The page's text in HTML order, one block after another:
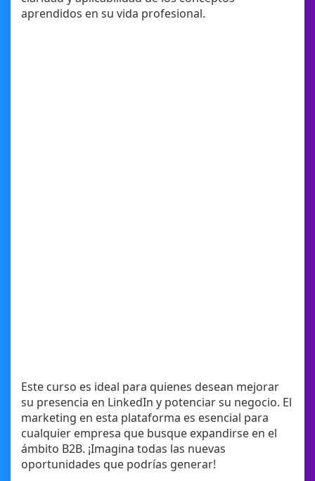
aprendidos en su vida profesional.
Este curso es ideal para quienes desean mejorar
su presencia en LinkedIn y potenciar su negocio. El
marketing en esta plataforma es esencial para
cualquier empresa que busque expandirse en el
ámbito B2B. ¡Imagina todas las nuevas
oportunidades que podrías generar!